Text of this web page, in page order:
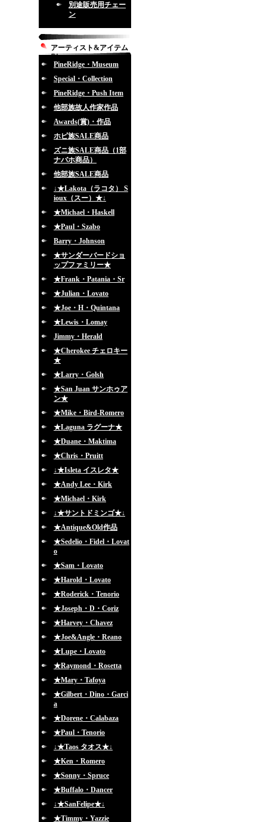
別途販売用チェー
ン
アーティスト&アイテム
別
PineRidge・Museum
Special・Collection
PineRidge・Push Item
他部族故人作家作品
Awards(賞)・作品
ホピ族SALE商品
ズニ族SALE商品（1部
ナバホ商品）
他部族SALE商品
↓★Lakota（ラコタ） S
ioux（スー）★↓
★Michael・Haskell
★Paul・Szabo
Barry・Johnson
★サンダーバードショ
ップファミリー★
★Frank・Patania・Sr
★Julian・Lovato
★Joe・H・Quintana
★Lewis・Lomay
Jimmy・Herald
★Cherokee チェロキー
★
★Larry・Golsh
★San Juan サンホゥア
ン★
★Mike・Bird-Romero
★Laguna ラグーナ★
★Duane・Maktima
★Chris・Pruitt
↓★Isleta イスレタ★
★Andy Lee・Kirk
★Michael・Kirk
↓★サントドミンゴ★↓
★Antique&Old作品
★Sedelio・Fidel・Lovat
o
★Sam・Lovato
★Harold・Lovato
★Roderick・Tenorio
★Joseph・D・Coriz
★Harvey・Chavez
★Joe&Angle・Reano
★Lupe・Lovato
★Raymond・Rosetta
★Mary・Tafoya
★Gilbert・Dino・Garci
a
★Dorene・Calabaza
★Paul・Tenorio
↓★Taos タオス★↓
★Ken・Romero
★Sonny・Spruce
★Buffalo・Dancer
↓★SanFelipe★↓
★Timmy・Yazzie